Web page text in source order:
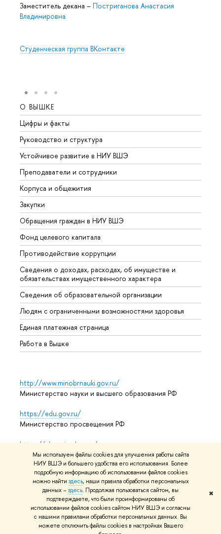
Мы используем файлы cookies для улучшения работы сайта
НИУ ВШЭ и большего удобства его использования. Более
подробную информацию об использовании файлов cookies
можно найти здесь, наши правила обработки персональных
данных –здесь. Продолжая пользоваться сайтом, вы
подтверждаете, что были проинформированы об
использовании файлов cookies сайтом НИУ ВШЭ и согласны
с нашими правилами обработки персональных данных. Вы
можете отключить файлы cookies в настройках Вашего
✖
Заместитель декана – Постриганова Анастасия
Владимировна
Студенческая группа ВКонтакте
О ВЫШКЕ
Цифры и факты
Руководство и структура
Устойчивое развитие в НИУ ВШЭ
Преподаватели и сотрудники
Корпуса и общежития
Закупки
Обращения граждан в НИУ ВШЭ
Фонд целевого капитала
Противодействие коррупции
Сведения о доходах, расходах, об имуществе и
обязательствах имущественного характера
Сведения об образовательной организации
Людям с ограниченными возможностями здоровья
Единая платежная страница
Работа в Вышке
http://www.minobrnauki.gov.ru/
Министерство науки и высшего образования РФ
https://edu.gov.ru/
Министерство просвещения РФ
https://elearning.hse.ru/mooc
Массовые открытые онлайн-курсы
© НИУ ВШЭ 1993–2026 Адреса и контактыУсловия
использования материаловПолитика конфиденциальности
Карта сайта
Редактору